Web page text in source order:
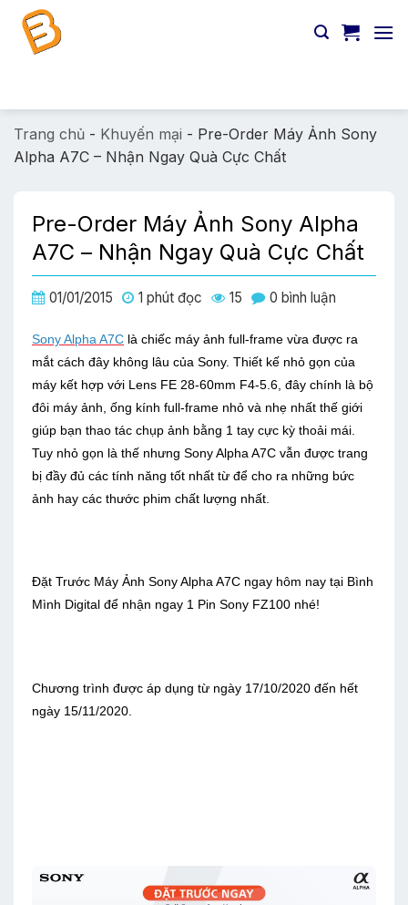
Chuyển
đến
Trang chủ - Khuyến mại - Pre-Order Máy Ảnh Sony
Alpha A7C – Nhận Ngay Quà Cực Chất
Pre-Order Máy Ảnh Sony Alpha
A7C – Nhận Ngay Quà Cực Chất
01/01/2015 1 phút đọc 15 0 bình luận
Sony Alpha A7C là chiếc máy ảnh full-frame vừa được ra
mắt cách đây không lâu của Sony. Thiết kế nhỏ gọn của
máy kết hợp với Lens FE 28-60mm F4-5.6, đây chính là bộ
đôi máy ảnh, ống kính full-frame nhỏ và nhẹ nhất thế giới
giúp bạn thao tác chụp ảnh bằng 1 tay cực kỳ thoải mái.
Tuy nhỏ gọn là thế nhưng Sony Alpha A7C vẫn được trang
bị đầy đủ các tính năng tốt nhất từ để cho ra những bức
ảnh hay các thước phim chất lượng nhất.
Đặt Trước Máy Ảnh Sony Alpha A7C ngay hôm nay tại Bình
Mình Digital để nhận ngay 1 Pin Sony FZ100 nhé!
Chương trình được áp dụng từ ngày 17/10/2020 đến hết
ngày 15/11/2020.